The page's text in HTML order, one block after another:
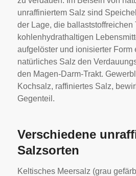
unraffiniertem Salz sind
der Lage, die ballaststoffreichen
kohlenhydrathaltigen
aufgelöster und ionisierter Form
natürliches Salz den
den Magen-Darm-Trakt.
Kochsalz, raffiniertes Salz,
Gegenteil.
Verschiedene
Salzsorten
Keltisches Meersalz (grau